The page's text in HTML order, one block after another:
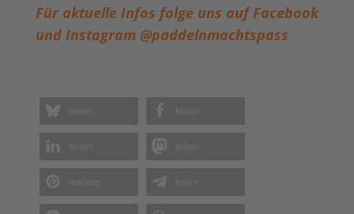
Für aktuelle Infos folge uns auf Facebook
und Instagram @paddelnmachtspass